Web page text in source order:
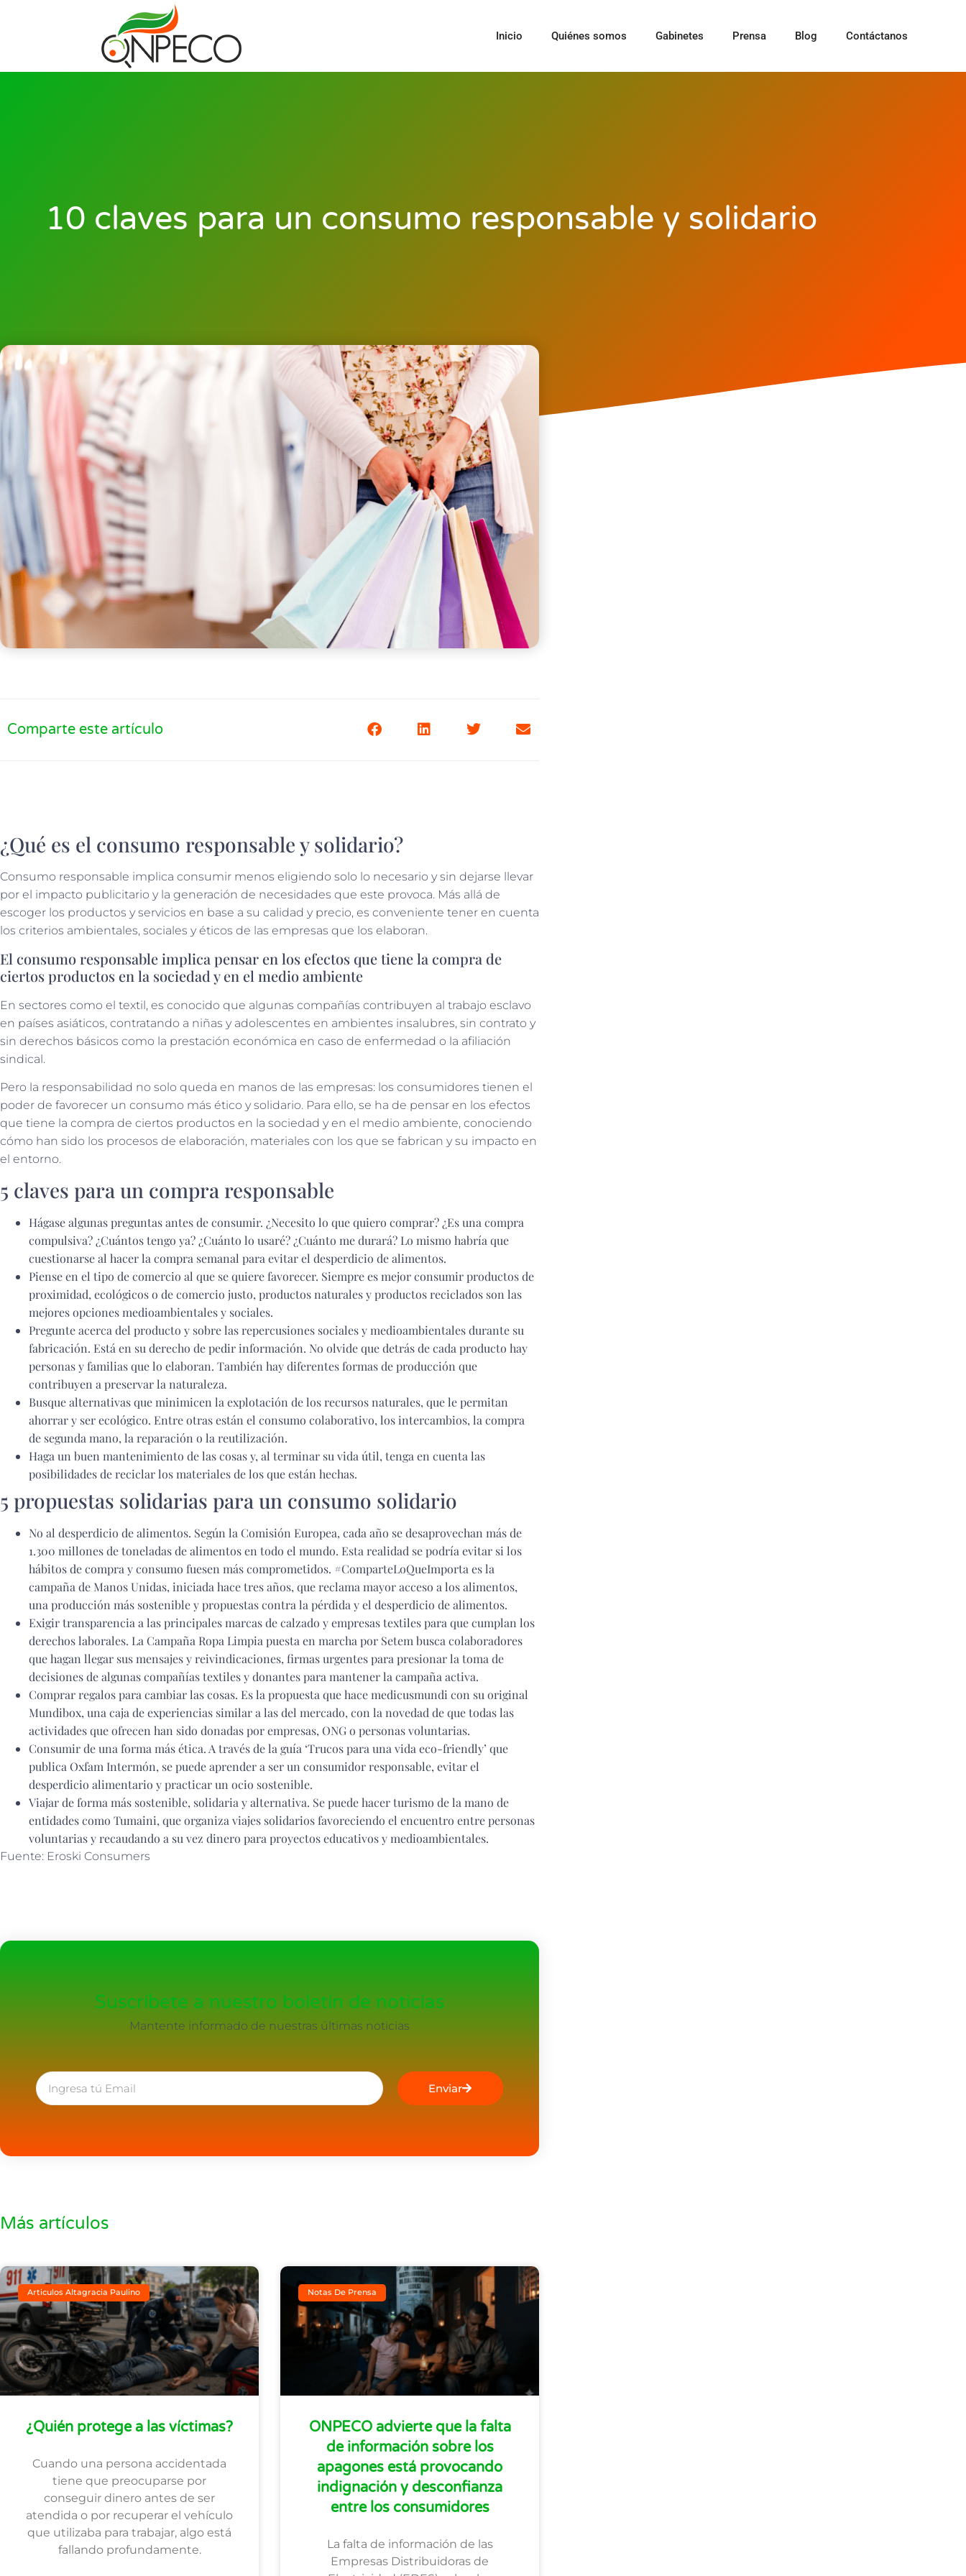
Inicio Quiénes somos Gabinetes Prensa Blog Contáctanos
10 claves para un consumo responsable y solidario
Comparte este artículo
¿Qué es el consumo responsable y solidario?
Consumo responsable implica consumir menos eligiendo solo lo necesario y sin dejarse llevar
por el impacto publicitario y la generación de necesidades que este provoca. Más allá de
escoger los productos y servicios en base a su calidad y precio, es conveniente tener en cuenta
los criterios ambientales, sociales y éticos de las empresas que los elaboran.
El consumo responsable implica pensar en los efectos que tiene la compra de
ciertos productos en la sociedad y en el medio ambiente
En sectores como el textil, es conocido que algunas compañías contribuyen al trabajo esclavo
en países asiáticos, contratando a niñas y adolescentes en ambientes insalubres, sin contrato y
sin derechos básicos como la prestación económica en caso de enfermedad o la afiliación
sindical.
Pero la responsabilidad no solo queda en manos de las empresas: los consumidores tienen el
poder de favorecer un consumo más ético y solidario. Para ello, se ha de pensar en los efectos
que tiene la compra de ciertos productos en la sociedad y en el medio ambiente, conociendo
cómo han sido los procesos de elaboración, materiales con los que se fabrican y su impacto en
el entorno.
5 claves para un compra responsable
Hágase algunas preguntas antes de consumir. ¿Necesito lo que quiero comprar? ¿Es una compra
compulsiva? ¿Cuántos tengo ya? ¿Cuánto lo usaré? ¿Cuánto me durará? Lo mismo habría que
cuestionarse al hacer la compra semanal para evitar el desperdicio de alimentos.
Piense en el tipo de comercio al que se quiere favorecer. Siempre es mejor consumir productos de
proximidad, ecológicos o de comercio justo, productos naturales y productos reciclados son las
mejores opciones medioambientales y sociales.
Pregunte acerca del producto y sobre las repercusiones sociales y medioambientales durante su
fabricación. Está en su derecho de pedir información. No olvide que detrás de cada producto hay
personas y familias que lo elaboran. También hay diferentes formas de producción que
contribuyen a preservar la naturaleza.
Busque alternativas que minimicen la explotación de los recursos naturales, que le permitan
ahorrar y ser ecológico. Entre otras están el consumo colaborativo, los intercambios, la compra
de segunda mano, la reparación o la reutilización.
Haga un buen mantenimiento de las cosas y, al terminar su vida útil, tenga en cuenta las
posibilidades de reciclar los materiales de los que están hechas.
5 propuestas solidarias para un consumo solidario
No al desperdicio de alimentos. Según la Comisión Europea, cada año se desaprovechan más de
1.300 millones de toneladas de alimentos en todo el mundo. Esta realidad se podría evitar si los
hábitos de compra y consumo fuesen más comprometidos. #ComparteLoQueImporta es la
campaña de Manos Unidas, iniciada hace tres años, que reclama mayor acceso a los alimentos,
una producción más sostenible y propuestas contra la pérdida y el desperdicio de alimentos.
Exigir transparencia a las principales marcas de calzado y empresas textiles para que cumplan los
derechos laborales. La Campaña Ropa Limpia puesta en marcha por Setem busca colaboradores
que hagan llegar sus mensajes y reivindicaciones, firmas urgentes para presionar la toma de
decisiones de algunas compañías textiles y donantes para mantener la campaña activa.
Comprar regalos para cambiar las cosas. Es la propuesta que hace medicusmundi con su original
Mundibox, una caja de experiencias similar a las del mercado, con la novedad de que todas las
actividades que ofrecen han sido donadas por empresas, ONG o personas voluntarias.
Consumir de una forma más ética. A través de la guía ‘Trucos para una vida eco-friendly’ que
publica Oxfam Intermón, se puede aprender a ser un consumidor responsable, evitar el
desperdicio alimentario y practicar un ocio sostenible.
Viajar de forma más sostenible, solidaria y alternativa. Se puede hacer turismo de la mano de
entidades como Tumaini, que organiza viajes solidarios favoreciendo el encuentro entre personas
voluntarias y recaudando a su vez dinero para proyectos educativos y medioambientales.
Fuente: Eroski Consumers
Suscríbete a nuestro boletín de noticias
Mantente informado de nuestras últimas noticias
Enviar
Más artículos
Articulos Altagracia Paulino
¿Quién protege a las víctimas?
Cuando una persona accidentada
tiene que preocuparse por
conseguir dinero antes de ser
atendida o por recuperar el vehículo
que utilizaba para trabajar, algo está
fallando profundamente.
Notas De Prensa
ONPECO advierte que la falta
de información sobre los
apagones está provocando
indignación y desconfianza
entre los consumidores
La falta de información de las
Empresas Distribuidoras de